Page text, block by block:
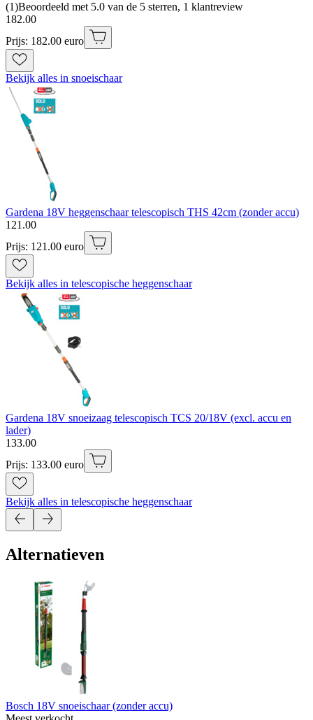
(1)Beoordeeld met 5.0 van de 5 sterren, 1 klantreview
182.00
Prijs: 182.00 euro
Bekijk alles in snoeischaar
Gardena 18V heggenschaar telescopisch THS 42cm (zonder accu)
121.00
Prijs: 121.00 euro
Bekijk alles in telescopische heggenschaar
Gardena 18V snoeizaag telescopisch TCS 20/18V (excl. accu en
lader)
133.00
Prijs: 133.00 euro
Bekijk alles in telescopische heggenschaar
Alternatieven
Bosch 18V snoeischaar (zonder accu)